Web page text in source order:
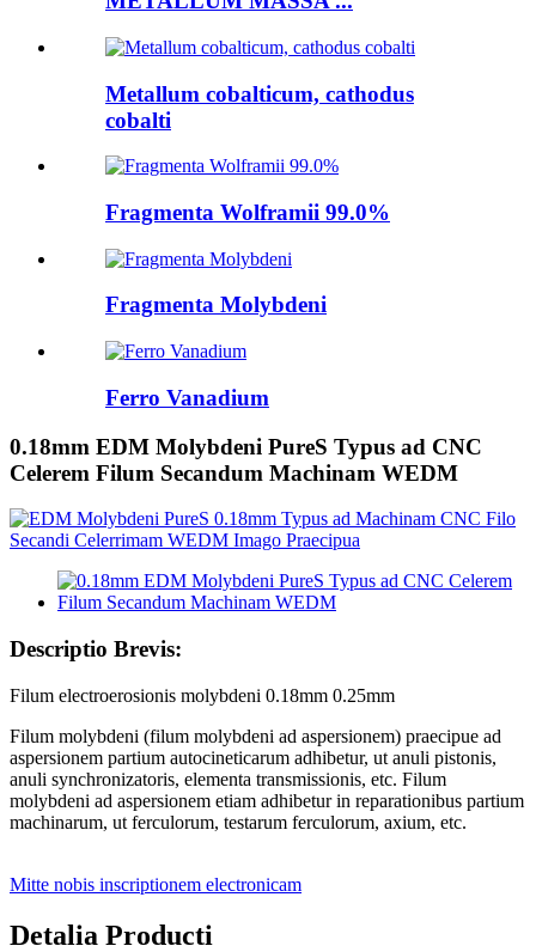
Metallum cobalticum, cathodus
cobalti
Fragmenta Wolframii 99.0%
Fragmenta Molybdeni
Ferro Vanadium
0.18mm EDM Molybdeni PureS Typus ad CNC
Celerem Filum Secandum Machinam WEDM
Descriptio Brevis:
Filum electroerosionis molybdeni 0.18mm 0.25mm
Filum molybdeni (filum molybdeni ad aspersionem) praecipue ad
aspersionem partium autocineticarum adhibetur, ut anuli pistonis,
anuli synchronizatoris, elementa transmissionis, etc. Filum
molybdeni ad aspersionem etiam adhibetur in reparationibus partium
machinarum, ut ferculorum, testarum ferculorum, axium, etc.
Mitte nobis inscriptionem electronicam
Detalia Producti